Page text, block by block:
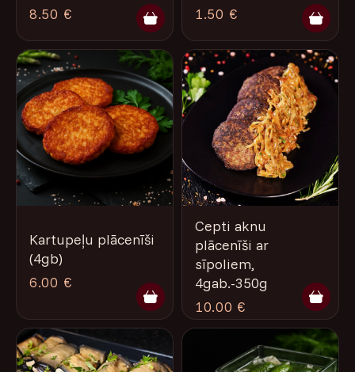
8.50 €
1.50 €
Kartupeļu plācenīši
(4gb)
6.00 €
Cepti aknu
plācenīši ar
sīpoliem,
4gab.-350g
10.00 €